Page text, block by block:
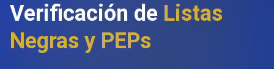
Verificación de Listas
Negras y PEPs